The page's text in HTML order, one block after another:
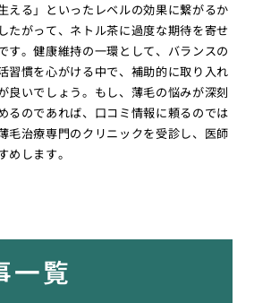
える」といったレベルの効果に繋がるか
たがって、ネトル茶に過度な期待を寄せ
す。健康維持の一環として、バランスの
習慣を心がける中で、補助的に取り入れ
良いでしょう。もし、薄毛の悩みが深刻
るのであれば、口コミ情報に頼るのでは
毛治療専門のクリニックを受診し、医師
めします。
一覧